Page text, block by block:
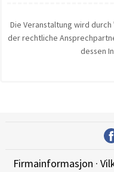
Die Veranstaltung wird durch
der rechtliche
dessen
Firmainformasjon ·